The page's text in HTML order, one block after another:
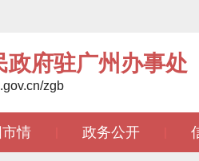
政府驻广州办事处
zgb
情 政务公开